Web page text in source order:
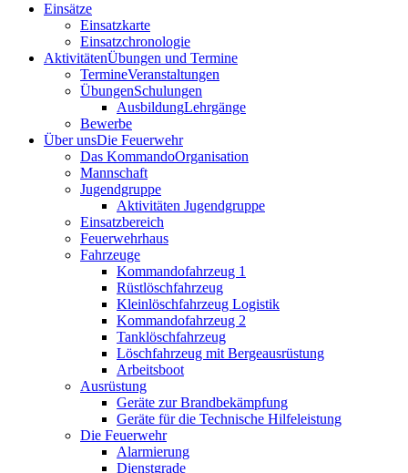
Einsätze
Einsatzkarte
Einsatzchronologie
AktivitätenÜbungen und Termine
TermineVeranstaltungen
ÜbungenSchulungen
AusbildungLehrgänge
Bewerbe
Über unsDie Feuerwehr
Das KommandoOrganisation
Mannschaft
Jugendgruppe
Aktivitäten Jugendgruppe
Einsatzbereich
Feuerwehrhaus
Fahrzeuge
Kommandofahrzeug 1
Rüstlöschfahrzeug
Kleinlöschfahrzeug Logistik
Kommandofahrzeug 2
Tanklöschfahrzeug
Löschfahrzeug mit Bergeausrüstung
Arbeitsboot
Ausrüstung
Geräte zur Brandbekämpfung
Geräte für die Technische Hilfeleistung
Die Feuerwehr
Alarmierung
Dienstgrade